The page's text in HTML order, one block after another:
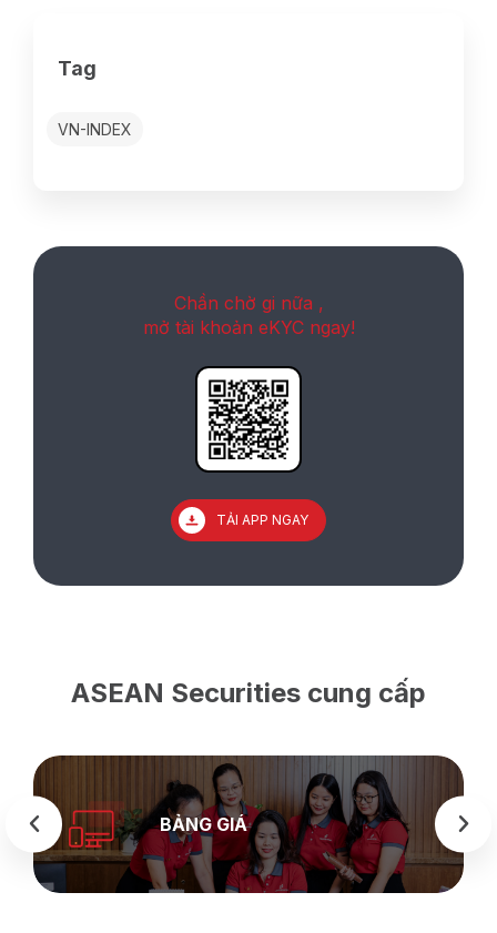
Tag
VN-INDEX
Chần chờ gi nữa ,
mở tài khoản eKYC ngay!
TẢI APP NGAY
ASEAN Securities cung cấp
BẢNG GIÁ